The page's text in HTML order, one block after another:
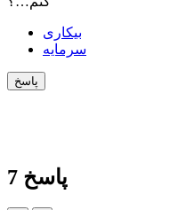
بیکاری
سرمایه
7 پاسخ